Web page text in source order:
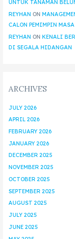
UNTUK TANAMAN
REYHAN ON
CALON PEMIMPIN
REYHAN ON KENALI
DI SEGALA HIDANGAN
ARCHIVES
JULY 2026
APRIL 2026
FEBRUARY 2026
JANUARY 2026
DECEMBER 2025
NOVEMBER 2025
OCTOBER 2025
SEPTEMBER 2025
AUGUST 2025
JULY 2025
JUNE 2025